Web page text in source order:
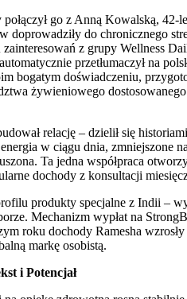
go z Anną Kowalską,
doprowadziły do chronicznego
z grupy Wellness
przetłumaczył na
bogatym doświadczeniu,
żywieniowego
relację – dzielił się
w ciągu dnia,
Ta jedna współpraca
dochody z konsultacji
produkty specjalne z Indii
Mechanizm wypłat na
roku dochody Ramesha
markę osobistą.
i Potencjał